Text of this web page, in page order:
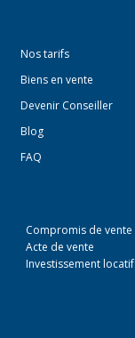
Nos tarifs
Biens en vente
Devenir Conseiller
Blog
FAQ
Compromis de vente
Acte de vente
Investissement locatif